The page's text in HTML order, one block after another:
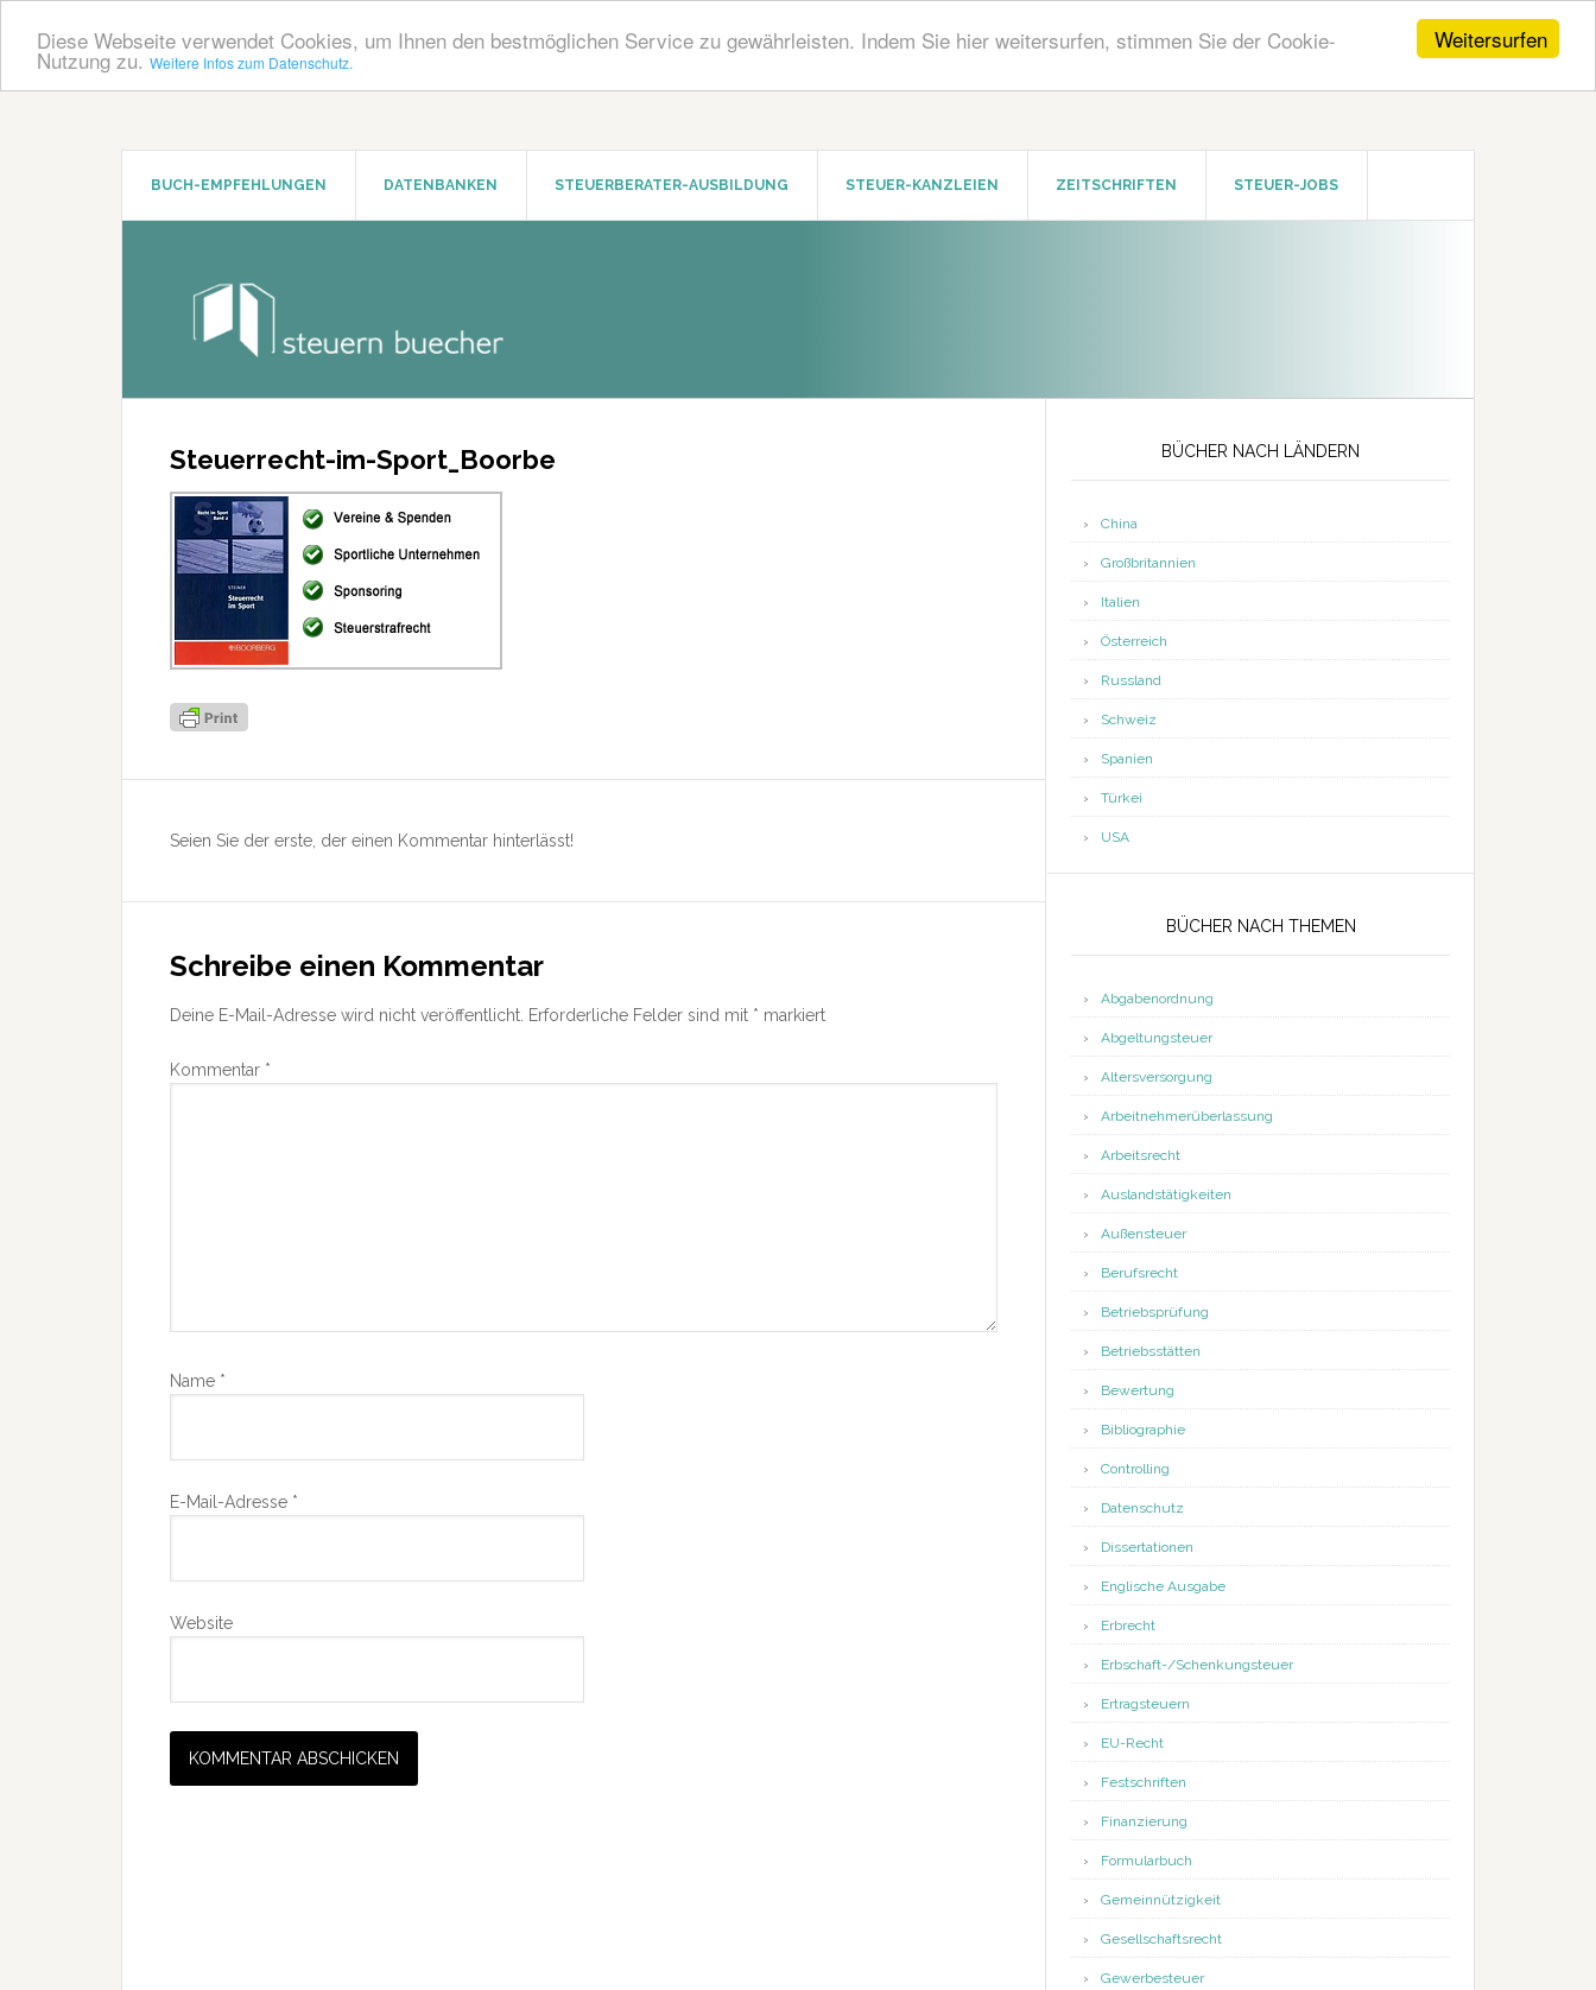
Weitersurfen
Diese Webseite verwendet Cookies, um Ihnen den bestmöglichen Service zu gewährleisten. Indem Sie hier weitersurfen, stimmen Sie der Cookie-
Nutzung zu. Weitere Infos zum Datenschutz.
Zum
Zur
BUCH-EMPFEHLUNGEN DATENBANKEN STEUERBERATER-AUSBILDUNG STEUER-KANZLEIEN ZEITSCHRIFTEN STEUER-JOBS
Steuerrecht-im-Sport_Boorbe
Interaktionen
Seien Sie der erste, der einen Kommentar hinterlässt!
Schreibe einen Kommentar
Deine E-Mail-Adresse wird nicht veröffentlicht. Erforderliche Felder sind mit * markiert
Kommentar *
Name *
E-Mail-Adresse *
Website
BÜCHER NACH LÄNDERN
China
Großbritannien
Italien
Österreich
Russland
Schweiz
Spanien
Türkei
USA
BÜCHER NACH THEMEN
Abgabenordnung
Abgeltungsteuer
Altersversorgung
Arbeitnehmerüberlassung
Arbeitsrecht
Auslandstätigkeiten
Außensteuer
Berufsrecht
Betriebsprüfung
Betriebsstätten
Bewertung
Bibliographie
Controlling
Datenschutz
Dissertationen
Englische Ausgabe
Erbrecht
Erbschaft-/Schenkungsteuer
Ertragsteuern
EU-Recht
Festschriften
Finanzierung
Formularbuch
Gemeinnützigkeit
Gesellschaftsrecht
Gewerbesteuer